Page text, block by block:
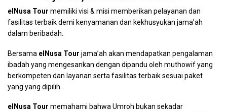
elNusa Tour memiliki visi & misi memberikan pelayanan dan
fasilitas terbaik demi kenyamanan dan kekhusyukan jama’ah
dalam beribadah.
Bersama elNusa Tour jama’ah akan mendapatkan pengalaman
ibadah yang mengesankan dengan dipandu oleh muthowif yang
berkompeten dan layanan serta fasilitas terbaik sesuai paket
yang yang dipilih.
elNusa Tour memahami bahwa Umroh bukan sekadar